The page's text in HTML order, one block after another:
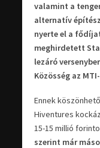
valamint a
alternatív
nyerte el a
meghirdetett
lezáró
Közösség az
Ennek
Hiventures
15-15 millió
szerint már